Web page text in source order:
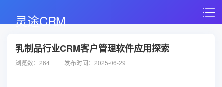
灵途CRM
乳制品行业CRM客户管理软件应用探索
浏览数：264 发布时间：2025-06-29